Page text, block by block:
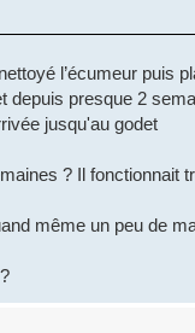
l’écumeur puis
depuis presque 2
jusqu'au godet
? Il fonctionnait
même un peu de